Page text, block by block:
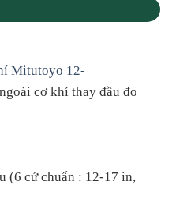
Mitutoyo 12-
cơ khí thay đầu đo
(6 cử chuẩn : 12-17 in,